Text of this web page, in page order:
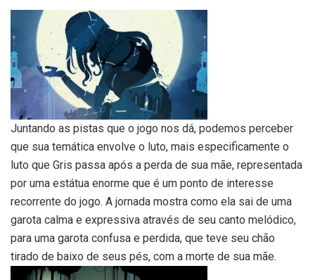
Juntando as pistas que o jogo nos dá, podemos perceber
que sua temática envolve o luto, mais especificamente o
luto que Gris passa após a perda de sua mãe, representada
por uma estátua enorme que é um ponto de interesse
recorrente do jogo. A jornada mostra como ela sai de uma
garota calma e expressiva através de seu canto melódico,
para uma garota confusa e perdida, que teve seu chão
tirado de baixo de seus pés, com a morte de sua mãe.